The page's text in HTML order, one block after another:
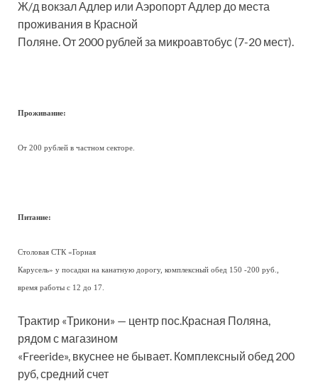
Ж/д вокзал Адлер или Аэропорт Адлер до места
проживания в Красной
Поляне. От 2000 рублей за микроавтобус (7-20 мест).
Проживание:
От 200 рублей в частном секторе.
Питание:
Столовая СТК «Горная
Карусель» у посадки на канатную дорогу, комплексный обед 150 -200 руб.,
время работы с 12 до 17.
Трактир «Трикони» — центр пос.Красная Поляна,
рядом с магазином
«Freeride», вкуснее не бывает. Комплексный обед 200
руб, средний счет